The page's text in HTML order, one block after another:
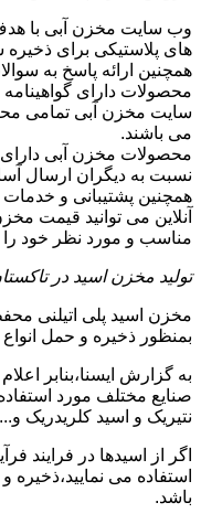
وب سایت مخزن آبی با هدف
های پلاستیکی برای
همچنین ارائه پاسخ به
محصولات دارای
سایت مخزن آبی تمامی
می باشند.
نسبت به دیگران ارسال
همچنین پشتیبانی و
آنلاین می توانید قیمت
مناسب و مورد نظر خود را
تولید مخزن اسید در
مخزن اسید پلی اتیلنی
بمنظور ذخیره و حمل
به گزارش ایسنا،بنابر
صنایع مختلف مورد
نتیریک و اسید کلریدریک
اگر از اسیدها در فرایند
استفاده می
باشد.